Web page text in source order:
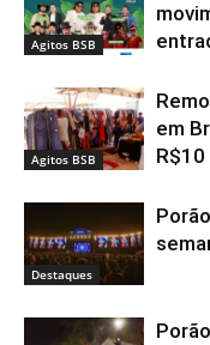
Agitos BSB
Agitos BSB
em
R$10
Destaques